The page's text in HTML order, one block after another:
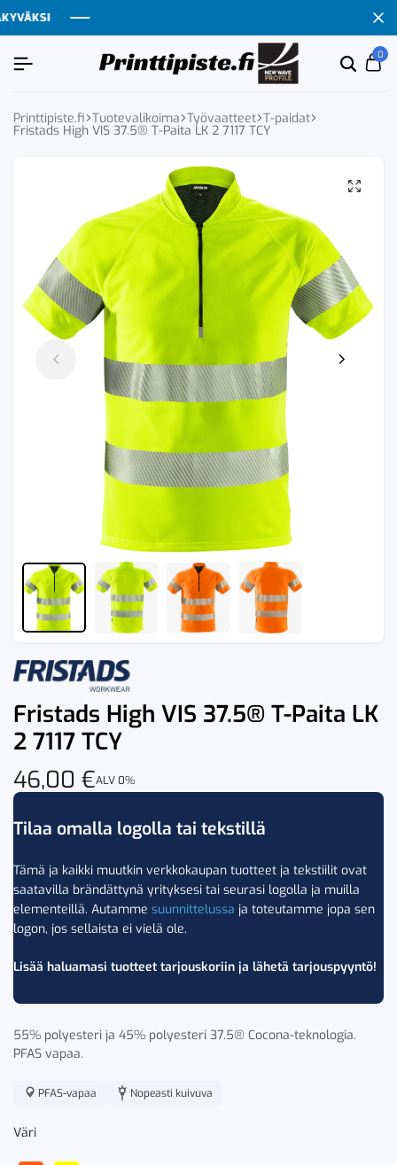
Etsi
0
Printtipiste.fi Tuotevalikoima Työvaatteet T-paidat
Fristads High VIS 37.5® T-Paita LK 2 7117 TCY
Fristads High VIS 37.5® T-Paita LK
2 7117 TCY
46,00 €ALV 0%
Tilaa omalla logolla tai tekstillä
Tämä ja kaikki muutkin verkkokaupan tuotteet ja tekstiilit ovat
saatavilla brändättynä yrityksesi tai seurasi logolla ja muilla
elementeillä. Autamme suunnittelussa ja toteutamme jopa sen
logon, jos sellaista ei vielä ole.
Lisää haluamasi tuotteet tarjouskoriin ja lähetä tarjouspyyntö!
55% polyesteri ja 45% polyesteri 37.5® Cocona-teknologia.
PFAS vapaa.
PFAS-vapaa Nopeasti kuivuva
Väri